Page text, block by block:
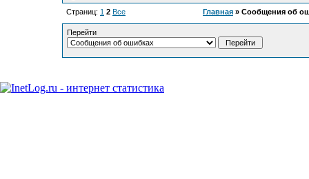
Страниц: 1 2 Все Главная » Сообщения об
Перейти